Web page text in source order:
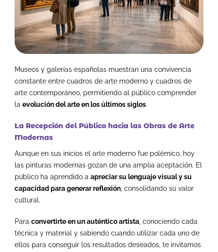
Museos y galerías españolas muestran una convivencia
constante entre cuadros de arte moderno y cuadros de
arte contemporáneo, permitiendo al público comprender
la evolución del arte en los últimos siglos.
La Recepción del Público hacia las Obras de Arte
Modernas
Aunque en sus inicios el arte moderno fue polémico, hoy
las pinturas modernas gozan de una amplia aceptación. El
público ha aprendido a apreciar su lenguaje visual y su
capacidad para generar reflexión, consolidando su valor
cultural.
Para convertirte en un auténtico artista , conociendo cada
técnica y material y sabiendo cuando utilizar cada uno de
ellos para conseguir los resultados deseados, te invitamos